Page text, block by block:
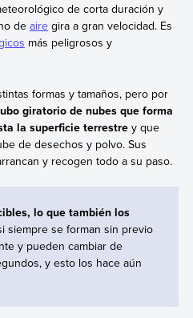
de corta duración y
de airegira a gran velocidad. Es
más peligrosos y
formas y tamaños, pero por
giratorio de nubes que forma
la superficie terrestrey que
de desechos y polvo. Sus
y recogen todo a su paso.
lo que también los
siempre se forman sin previo
y pueden cambiar de
y esto los hace aún